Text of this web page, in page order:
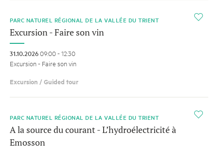
i
PARC NATUREL RÉGIONAL DE LA VALLÉE DU TRIENT
Excursion - Faire son vin
31.10.202609:00 - 12:30
Excursion - Faire son vin
Excursion / Guided tour
i
PARC NATUREL RÉGIONAL DE LA VALLÉE DU TRIENT
A la source du courant - L’hydroélectricité à
Emosson